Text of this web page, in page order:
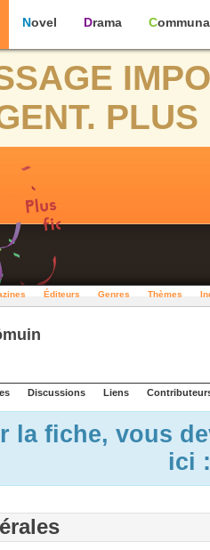
Novel Drama
Éditeurs Genres Thèmes
Discussions Liens
la fiche, vous
ici